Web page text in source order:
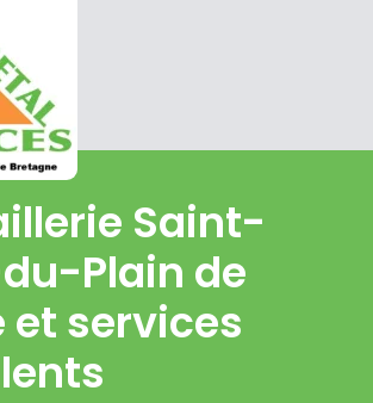
Saint-
Plain de
services